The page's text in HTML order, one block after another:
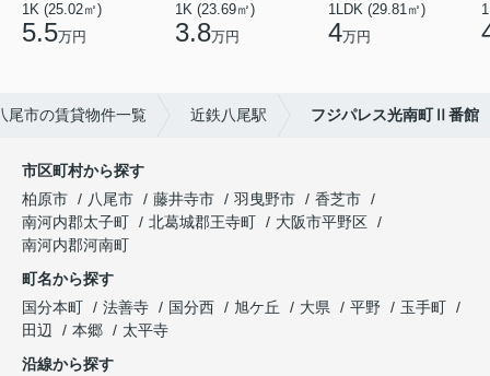
1K (25.02㎡)
5.5万円
1K (23.69㎡)
3.8万円
1LDK (29.81㎡)
4万円
尾市の賃貸物件一覧 近鉄八尾駅 フジパレス光南町Ⅱ番館
市区町村から探す
柏原市
八尾市 藤井寺市 羽曳野市
香芝市
南河内郡太子町
北葛城郡王寺町
大阪市平野区
南河内郡河南町
町名から探す
国分本町
法善寺 国分西 旭ケ丘 大県 平野
玉手町
田辺
本郷
太平寺
沿線から探す